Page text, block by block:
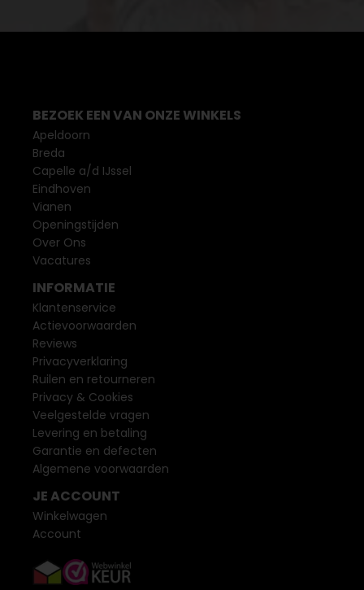
BEZOEK EEN VAN ONZE WINKELS
Apeldoorn
Breda
Capelle a/d IJssel
Eindhoven
Vianen
Openingstijden
Over Ons
Vacatures
INFORMATIE
Klantenservice
Actievoorwaarden
Reviews
Privacyverklaring
Ruilen en retourneren
Privacy & Cookies
Veelgestelde vragen
Levering en betaling
Garantie en defecten
Algemene voorwaarden
JE ACCOUNT
Winkelwagen
Account